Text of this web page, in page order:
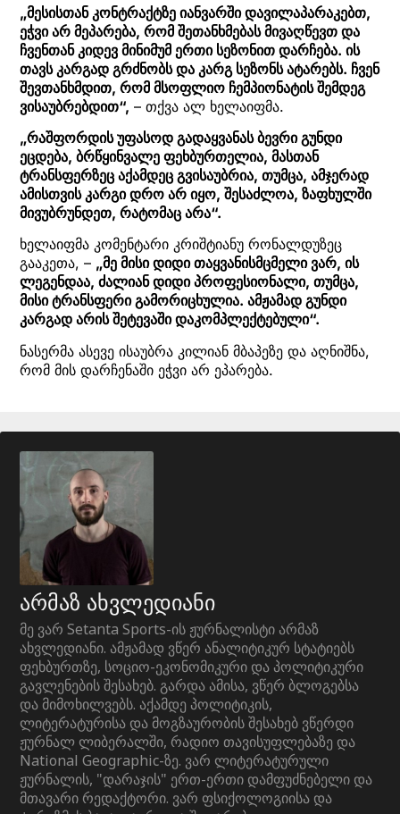
„მესისთან კონტრაქტზე იანვარში დავილაპარაკებთ,
ეჭვი არ მეპარება, რომ შეთანხმებას მივაღწევთ და
ჩვენთან კიდევ მინიმუმ ერთი სეზონით დარჩება. ის
თავს კარგად გრძნობს და კარგ სეზონს ატარებს. ჩვენ
შევთანხმდით, რომ მსოფლიო ჩემპიონატის შემდეგ
ვისაუბრებდით“, – თქვა ალ ხელაიფმა.
„რაშფორდის უფასოდ გადაყვანას ბევრი გუნდი
ეცდება, ბრწყინვალე ფეხბურთელია, მასთან
ტრანსფერზეც აქამდეც გვისაუბრია, თუმცა, ამჯერად
ამისთვის კარგი დრო არ იყო, შესაძლოა, ზაფხულში
მივუბრუნდეთ, რატომაც არა“.
ხელაიფმა კომენტარი კრიშტიანუ რონალდუზეც
გააკეთა, – „მე მისი დიდი თაყვანისმცმელი ვარ, ის
ლეგენდაა, ძალიან დიდი პროფესიონალი, თუმცა,
მისი ტრანსფერი გამორიცხულია. ამჟამად გუნდი
კარგად არის შეტევაში დაკომპლექტებული“.
ნასერმა ასევე ისაუბრა კილიან მბაპეზე და აღნიშნა,
რომ მის დარჩენაში ეჭვი არ ეპარება.
არმაზ ახვლედიანი
მე ვარ Setanta Sports-ის ჟურნალისტი არმაზ
ახვლედიანი. ამჟამად ვწერ ანალიტიკურ სტატიებს
ფეხბურთზე, სოციო-ეკონომიკური და პოლიტიკური
გავლენების შესახებ. გარდა ამისა, ვწერ ბლოგებსა
და მიმოხილვებს. აქამდე პოლიტიკის,
ლიტერატურისა და მოგზაურობის შესახებ ვწერდი
ჟურნალ ლიბერალში, რადიო თავისუფლებაზე და
National Geographic-ზე. ვარ ლიტერატურული
ჟურნალის, "დარაჯის" ერთ-ერთი დამფუძნებელი და
მთავარი რედაქტორი. ვარ ფსიქოლოგიისა და